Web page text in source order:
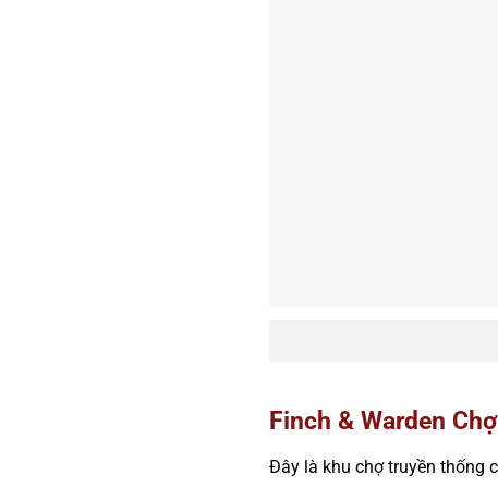
Finch & Warden
Đây là khu chợ truyền thống